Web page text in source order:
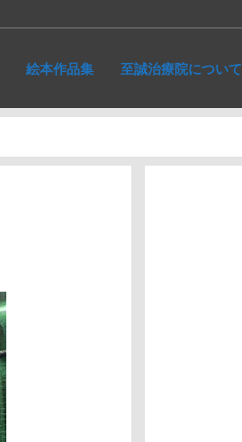
絵本作品集 至誠治療院について